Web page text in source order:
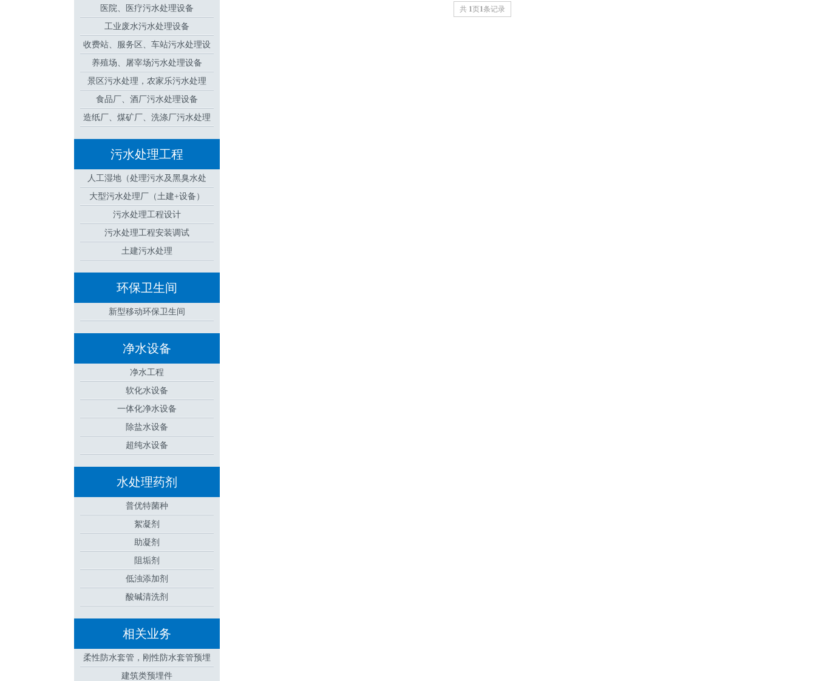
医院、医疗污水处理设备
工业废水污水处理设备
收费站、服务区、车站污水处理设
备
养殖场、屠宰场污水处理设备
景区污水处理，农家乐污水处理
食品厂、酒厂污水处理设备
造纸厂、煤矿厂、洗涤厂污水处理
污水处理工程
人工湿地（处理污水及黑臭水处
理）
大型污水处理厂（土建+设备）
污水处理工程设计
污水处理工程安装调试
土建污水处理
环保卫生间
新型移动环保卫生间
净水设备
净水工程
软化水设备
一体化净水设备
除盐水设备
超纯水设备
水处理药剂
普优特菌种
絮凝剂
助凝剂
阻垢剂
低浊添加剂
酸碱清洗剂
相关业务
柔性防水套管，刚性防水套管预埋
件
建筑类预埋件
共 1页1条记录